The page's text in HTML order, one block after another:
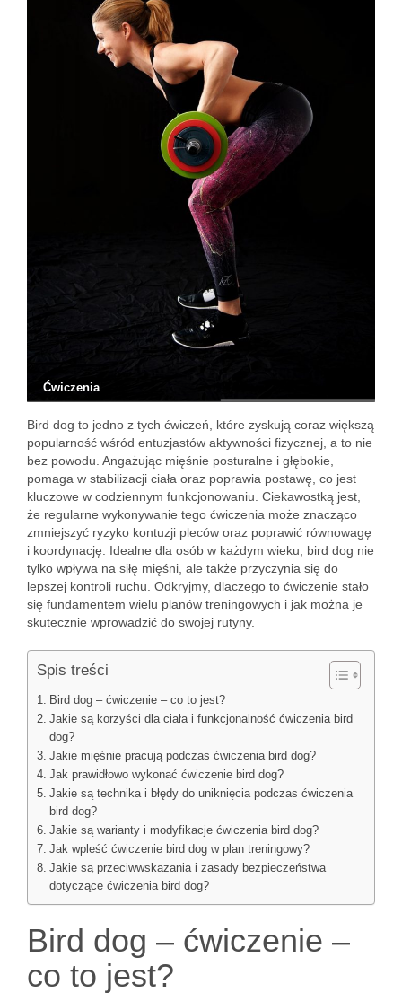
Ćwiczenia
Bird dog to jedno z tych ćwiczeń, które zyskują coraz większą
popularność wśród entuzjastów aktywności fizycznej, a to nie
bez powodu. Angażując mięśnie posturalne i głębokie,
pomaga w stabilizacji ciała oraz poprawia postawę, co jest
kluczowe w codziennym funkcjonowaniu. Ciekawostką jest,
że regularne wykonywanie tego ćwiczenia może znacząco
zmniejszyć ryzyko kontuzji pleców oraz poprawić równowagę
i koordynację. Idealne dla osób w każdym wieku, bird dog nie
tylko wpływa na siłę mięśni, ale także przyczynia się do
lepszej kontroli ruchu. Odkryjmy, dlaczego to ćwiczenie stało
się fundamentem wielu planów treningowych i jak można je
skutecznie wprowadzić do swojej rutyny.
Spis treści
Bird dog – ćwiczenie – co to jest?
Jakie są korzyści dla ciała i funkcjonalność ćwiczenia bird
dog?
Jakie mięśnie pracują podczas ćwiczenia bird dog?
Jak prawidłowo wykonać ćwiczenie bird dog?
Jakie są technika i błędy do uniknięcia podczas ćwiczenia
bird dog?
Jakie są warianty i modyfikacje ćwiczenia bird dog?
Jak wpleść ćwiczenie bird dog w plan treningowy?
Jakie są przeciwwskazania i zasady bezpieczeństwa
dotyczące ćwiczenia bird dog?
Bird dog – ćwiczenie –
co to jest?